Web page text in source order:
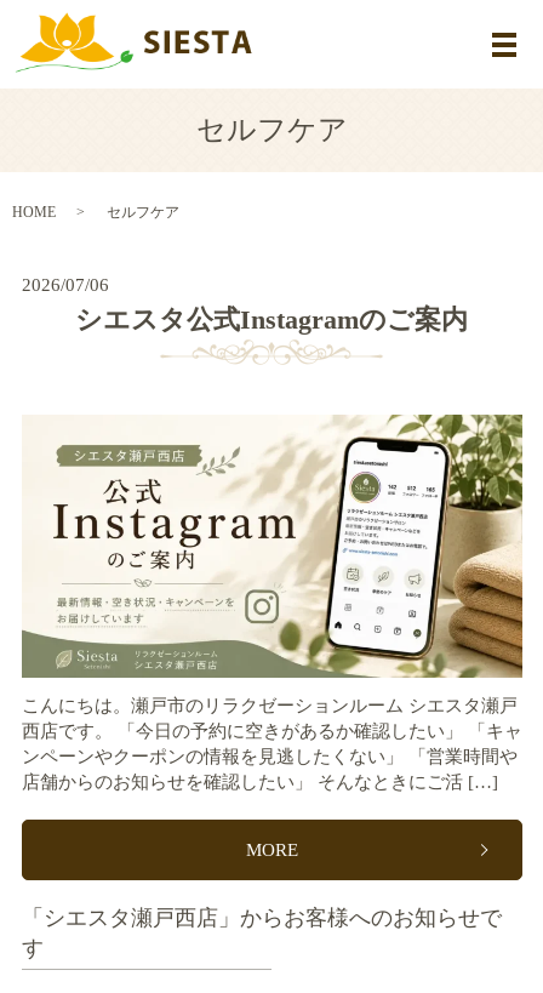
メ
セルフケア
HOME セルフケア
2026/07/06
シエスタ公式Instagramのご案内
こんにちは。瀬戸市のリラクゼーションルーム シエスタ瀬戸
西店です。 「今日の予約に空きがあるか確認したい」 「キャ
ンペーンやクーポンの情報を見逃したくない」 「営業時間や
店舗からのお知らせを確認したい」 そんなときにご活 […]
MORE
「シエスタ瀬戸西店」からお客様へのお知らせで
す